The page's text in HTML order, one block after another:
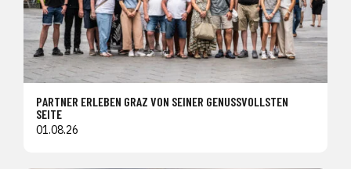
PARTNER ERLEBEN GRAZ VON SEINER GENUSSVOLLSTEN
SEITE
01.08.26